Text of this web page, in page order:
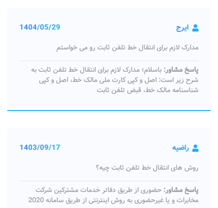
ایرج 1404/05/29
مدارک لازم برای انتقال خط تلفن ثابت رو می خواستم
پاسخ مشاور: باسلام؛ مدارک لازم برای انتقال خط تلفن ثابت به
شرح زیر است: اصل و کپی کارت ملی مالک خط، اصل و کپی
شناسنامه مالک خط، قبض تلفن ثابت
راضیه 1403/09/17
روش های انتقال خط تلفن ثابت چیه؟
پاسخ مشاور: حضوری از طریق دفاتر خدمات مشترکین شرکت
مخابرات و یا غیرحضوری به روش اینترنتی از طریق سامانه 2020